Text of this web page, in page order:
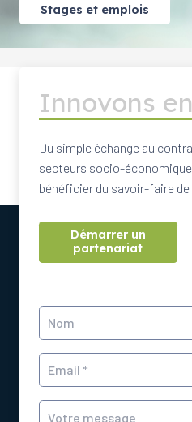
Stages et emplois
Innovons
Du simple échange au
secteurs socio-
bénéficier du savoir-faire de
Démarrer un
partenariat